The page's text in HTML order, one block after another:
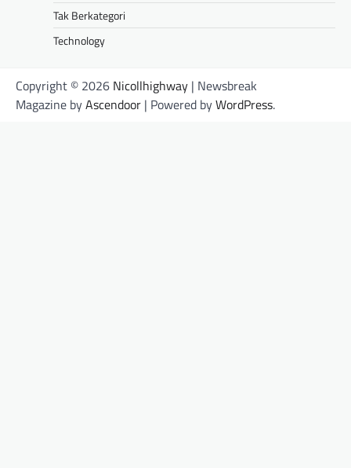
Tak Berkategori
Technology
Copyright © 2026 Nicollhighway | Newsbreak
Magazine byAscendoor | Powered byWordPress.